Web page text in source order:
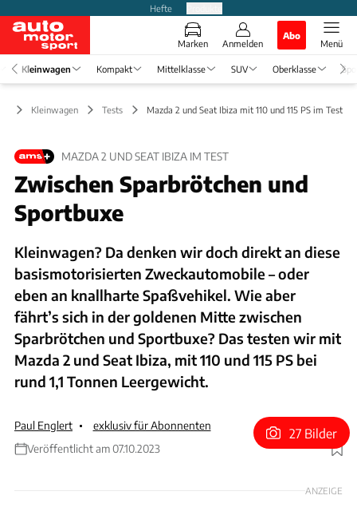
Hefte
Marken Anmelden
Abo
Menü
Kleinwagen Kompakt Mittelklasse SUV Oberklasse
Kleinwagen Tests Mazda 2 und Seat Ibiza mit 110 und 115 PS im Test
MAZDA 2 UND SEAT IBIZA IM TEST
Zwischen Sparbrötchen und
Sportbuxe
Kleinwagen? Da denken wir doch direkt an diese
basismotorisierten Zweckautomobile – oder
eben an knallharte Spaßvehikel. Wie aber
fährt’s sich in der goldenen Mitte zwischen
Sparbrötchen und Sportbuxe? Das testen wir mit
Mazda 2 und Seat Ibiza, mit 110 und 115 PS bei
rund 1,1 Tonnen Leergewicht.
Paul Englert
exklusiv für Abonnenten
Veröffentlicht am 07.10.2023
Foto: Rossen Gargolov
27 Bilder
ANZEIGE